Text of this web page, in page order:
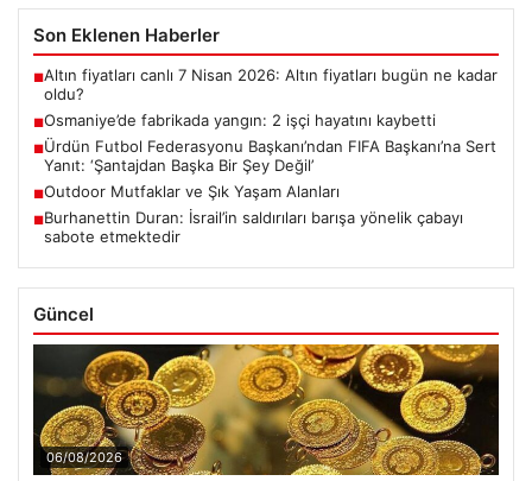
Son Eklenen Haberler
■Altın fiyatları canlı 7 Nisan 2026: Altın fiyatları bugün ne kadar
oldu?
■Osmaniye’de fabrikada yangın: 2 işçi hayatını kaybetti
■Ürdün Futbol Federasyonu Başkanı’ndan FIFA Başkanı’na Sert
Yanıt: ‘Şantajdan Başka Bir Şey Değil’
■Outdoor Mutfaklar ve Şık Yaşam Alanları
■Burhanettin Duran: İsrail’in saldırıları barışa yönelik çabayı
sabote etmektedir
Güncel
06/08/2026